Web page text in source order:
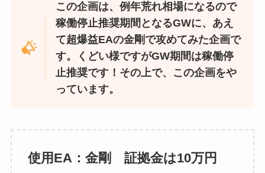
この企画は、例年荒れ相場になるので
稼働停止推奨期間となるGWに、あえ
て超爆益EAの金剛で攻めてみた企画で
す。くどい様ですがGW期間は稼働停
止推奨です！その上で、この企画をや
っています。
使用EA：金剛 証拠金は10万円